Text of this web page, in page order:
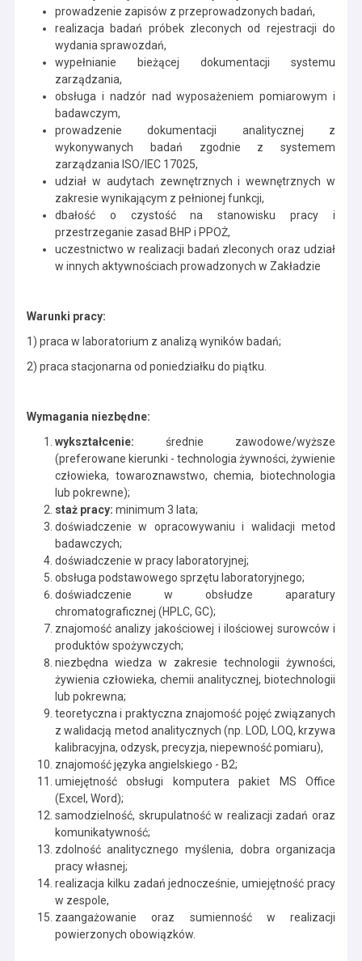
prowadzenie zapisów z przeprowadzonych badań,
realizacja badań próbek zleconych od rejestracji do
wydania sprawozdań,
wypełnianie bieżącej dokumentacji systemu
zarządzania,
obsługa i nadzór nad wyposażeniem pomiarowym i
badawczym,
prowadzenie dokumentacji analitycznej z
wykonywanych badań zgodnie z systemem
zarządzania ISO/IEC 17025,
udział w audytach zewnętrznych i wewnętrznych w
zakresie wynikającym z pełnionej funkcji,
dbałość o czystość na stanowisku pracy i
przestrzeganie zasad BHP i PPOŻ,
uczestnictwo w realizacji badań zleconych oraz udział
w innych aktywnościach prowadzonych w Zakładzie
Warunki pracy:
1) praca w laboratorium z analizą wyników badań;
2) praca stacjonarna od poniedziałku do piątku.
Wymagania niezbędne:
wykształcenie: średnie zawodowe/wyższe
(preferowane kierunki - technologia żywności, żywienie
człowieka, towaroznawstwo, chemia, biotechnologia
lub pokrewne);
staż pracy: minimum 3 lata;
doświadczenie w opracowywaniu i walidacji metod
badawczych;
doświadczenie w pracy laboratoryjnej;
obsługa podstawowego sprzętu laboratoryjnego;
doświadczenie w obsłudze aparatury
chromatograficznej (HPLC, GC);
znajomość analizy jakościowej i ilościowej surowców i
produktów spożywczych;
niezbędna wiedza w zakresie technologii żywności,
żywienia człowieka, chemii analitycznej, biotechnologii
lub pokrewna;
teoretyczna i praktyczna znajomość pojęć związanych
z walidacją metod analitycznych (np. LOD, LOQ, krzywa
kalibracyjna, odzysk, precyzja, niepewność pomiaru),
znajomość języka angielskiego - B2;
umiejętność obsługi komputera pakiet MS Office
(Excel, Word);
samodzielność, skrupulatność w realizacji zadań oraz
komunikatywność;
zdolność analitycznego myślenia, dobra organizacja
pracy własnej;
realizacja kilku zadań jednocześnie, umiejętność pracy
w zespole,
zaangażowanie oraz sumienność w realizacji
powierzonych obowiązków.